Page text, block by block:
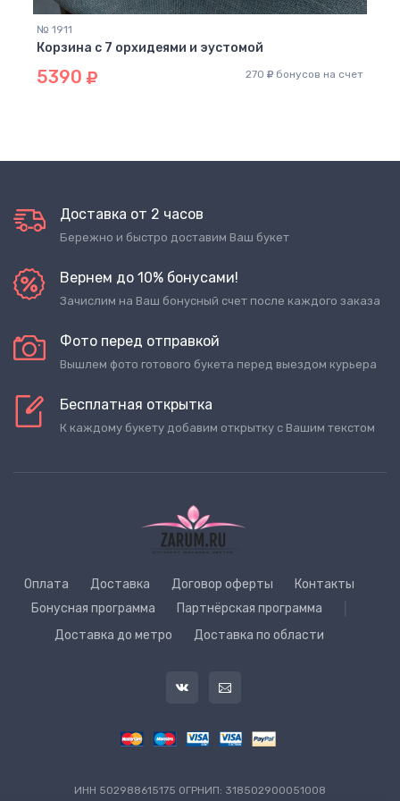
№ 1911
Корзина с 7 орхидеями и эустомой
5390 270 бонусов на счет
Доставка от 2 часов
Бережно и быстро доставим Ваш букет
Вернем до 10% бонусами!
Зачислим на Ваш бонусный счет после каждого заказа
Фото перед отправкой
Вышлем фото готового букета перед выездом курьера
Бесплатная открытка
К каждому букету добавим открытку с Вашим текстом
Оплата Доставка Договор оферты
Контакты
Бонусная программа
Партнёрская программа
Доставка до метро Доставка по области
ИНН 502988615175 ОГРНИП: 318502900051008